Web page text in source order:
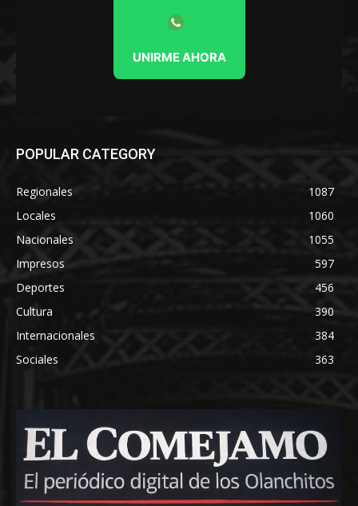
UNIRME AHORA
POPULAR CATEGORY
Regionales
1087
Locales
1060
Nacionales
1055
Impresos
597
Deportes
456
Cultura
390
Internacionales
384
Sociales
363